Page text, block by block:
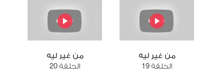
من غير ليه
الحلقة 19
من غير ليه
الحلقة 20